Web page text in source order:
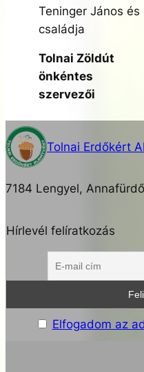
Teninger János és
családja
Tolnai Zöldút
önkéntes
szervezői
Tolnai Erdőkért
7184 Lengyel,
Hírlevél felíratkozás
Elfogadom az